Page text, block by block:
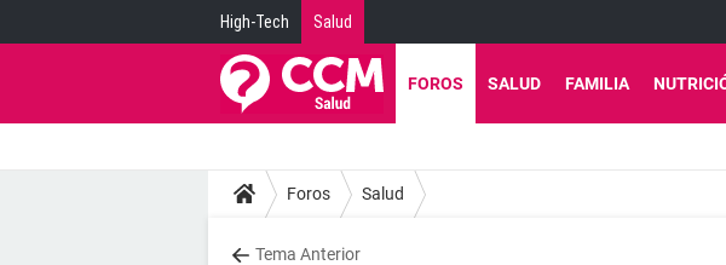
High-Tech Salud
FOROS SALUD FAMILIA
Foros Salud
Tema Anterior